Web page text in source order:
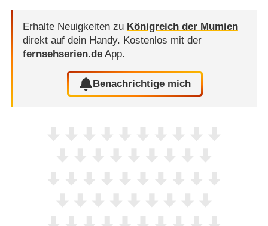
Erhalte Neuigkeiten zu Königreich der Mumien
direkt auf dein Handy. Kostenlos mit der
fernsehserien.deApp.
Benachrichtige mich